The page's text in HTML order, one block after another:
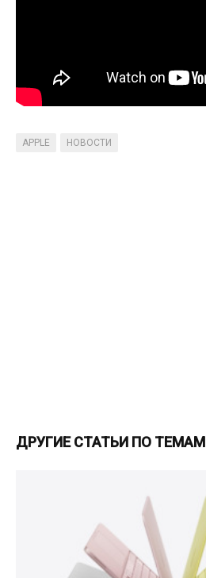
APPLE НОВОСТИ
ДРУГИЕ СТАТЬИ ПО ТЕМАМ